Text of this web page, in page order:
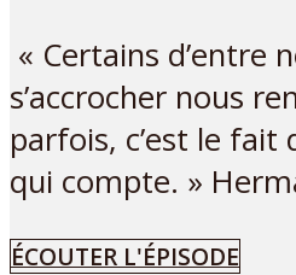
« Certains d’entre
s’accrocher nous
parfois, c’est le fait
qui compte. »
ÉCOUTER L'ÉPISODE